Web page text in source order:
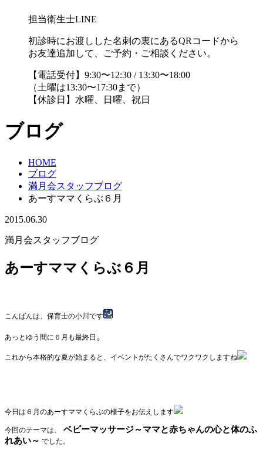
担当衛生士LINE
初診時にお渡しした名刺の裏にあるQRコードから
お友達追加して、ご予約・ご相談ください。
【電話受付】9:30〜12:30 / 13:30〜18:00
（土曜は13:30〜17:30まで）
【休診日】水曜、日曜、祝日
ブログ
HOME
ブログ
満月会スタッフブログ
あーすママくらぶ６月
2015.06.30
満月会スタッフブログ
あーすママくらぶ６月
こんばんは、保育士の小川です
あっとゆう間に６月も最終日 。
これから本格的な夏が始まると、イベントがたくさんでワクワクしますね
今日は６月のあーすママくらぶの様子をお伝えします
今回のテーマは、
ベビーマッサージ～ママと赤ちゃんの心と体のふ
れあい～ でした。